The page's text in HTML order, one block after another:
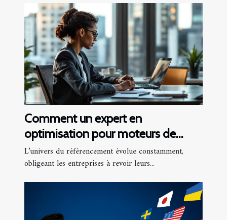
Comment un expert en
optimisation pour moteurs de
recherche peut transformer votre
entreprise ?
L’univers du référencement évolue constamment,
obligeant les entreprises à revoir leurs...